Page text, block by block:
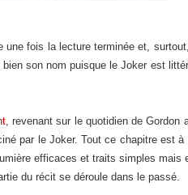
fois la lecture terminée et,
son nom puisque le Joker est
, revenant sur le quotidien de Gordon
par le Joker. Tout ce chapitre est à
efficaces et traits simples mais
du récit se déroule dans le passé.